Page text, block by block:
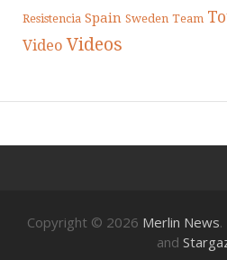
Resistencia Spain Sweden Team
Video Videos
Copyright © 2026 Merlin News
and